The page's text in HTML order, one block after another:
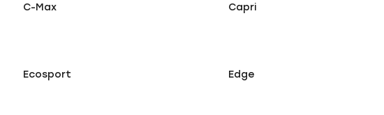
C-Max Capri
Ecosport Edge